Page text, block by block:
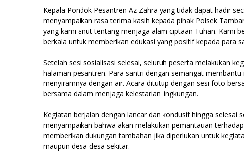
Kepala Pondok Pesantren Az Zahra yang tidak dapat hadir
menyampaikan rasa terima kasih kepada pihak Polsek
yang kami anut tentang menjaga alam ciptaan Tuhan. Kami
berkala untuk memberikan edukasi yang positif kepada para
Setelah sesi sosialisasi selesai, seluruh peserta melakukan
halaman pesantren. Para santri dengan semangat
menyiramnya dengan air. Acara ditutup dengan sesi foto
bersama dalam menjaga kelestarian lingkungan.
Kegiatan berjalan dengan lancar dan kondusif hingga selesai
menyampaikan bahwa akan melakukan pemantauan
memberikan dukungan tambahan jika diperlukan untuk
maupun desa-desa sekitar.